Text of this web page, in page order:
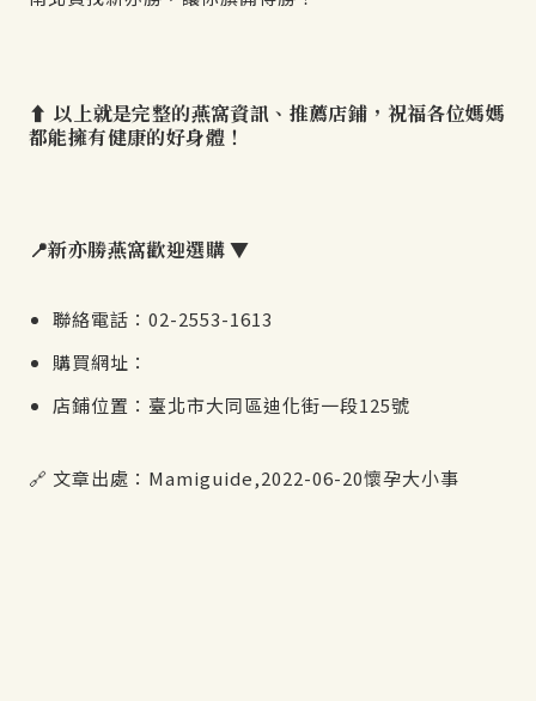
⬆️ 以上就是完整的燕窩資訊、推薦店鋪，祝福各位媽媽
都能擁有健康的好身體！
📍新亦勝燕窩歡迎選購 ▼​
聯絡電話：02-2553-1613
購買網址：
店鋪位置：臺北市大同區迪化街一段125號
🔗 文章出處： Mamiguide,2022-06-20懷孕大小事